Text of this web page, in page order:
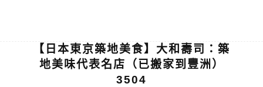
【日本東京築地美食】大和壽司：築
地美味代表名店（已搬家到豐洲）
3504